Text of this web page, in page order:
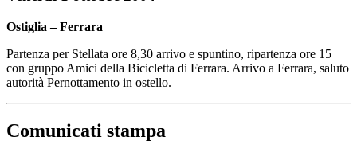
Ostiglia – Ferrara
Partenza per Stellata ore 8,30 arrivo e spuntino, ripartenza ore 15
con gruppo Amici della Bicicletta di Ferrara. Arrivo a Ferrara, saluto
autorità Pernottamento in ostello.
Comunicati stampa